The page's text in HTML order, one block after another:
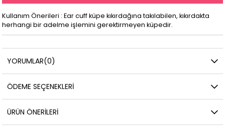
Kullanım Önerileri : Ear cuff küpe kıkırdağına takılabilen, kıkırdakta
herhangi bir adelme işlemini gerektirmeyen küpedir.
YORUMLAR(0)
ÖDEME SEÇENEKLERI
ÜRÜN ÖNERILERI